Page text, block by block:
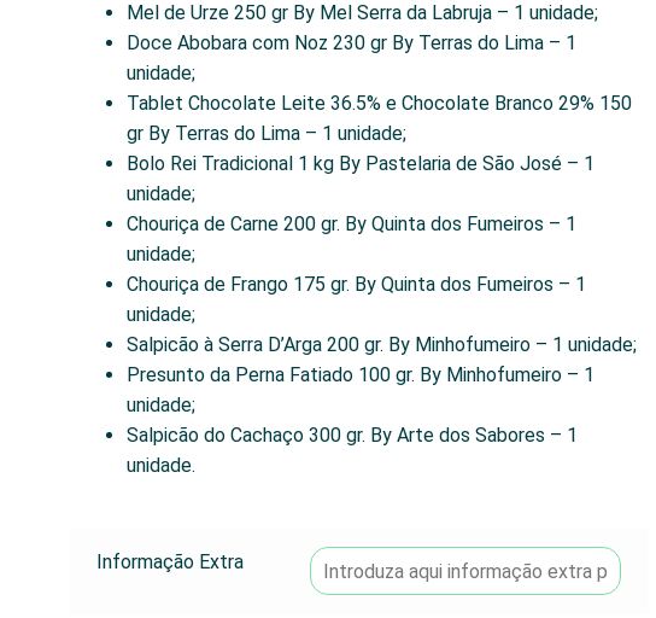
Mel de Urze 250 gr By Mel Serra da Labruja – 1 unidade;
Doce Abobara com Noz 230 gr By Terras do Lima – 1
unidade;
Tablet Chocolate Leite 36.5% e Chocolate Branco 29% 150
gr By Terras do Lima – 1 unidade;
Bolo Rei Tradicional 1 kg By Pastelaria de São José – 1
unidade;
Chouriça de Carne 200 gr. By Quinta dos Fumeiros – 1
unidade;
Chouriça de Frango 175 gr. By Quinta dos Fumeiros – 1
unidade;
Salpicão à Serra D’Arga 200 gr. By Minhofumeiro – 1 unidade;
Presunto da Perna Fatiado 100 gr. By Minhofumeiro – 1
unidade;
Salpicão do Cachaço 300 gr. By Arte dos Sabores – 1
unidade.
Informação Extra